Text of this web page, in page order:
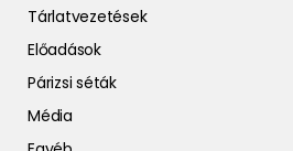
Tárlatvezetések
Előadások
Párizsi séták
Média